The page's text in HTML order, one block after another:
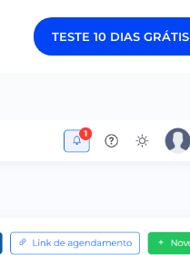
TESTE 10 DIAS GRÁTIS